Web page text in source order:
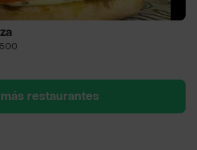
restaurantes